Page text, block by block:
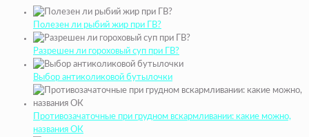
Полезен ли рыбий жир при ГВ?
Разрешен ли гороховый суп при ГВ?
Выбор антиколиковой бутылочки
Противозачаточные при грудном вскармливании: какие можно,
названия ОК